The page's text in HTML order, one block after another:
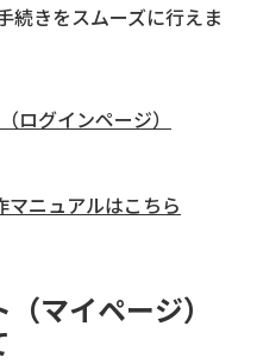
続きをスムーズに行えま
ログインページ）
ニュアルはこちら
マイページ）